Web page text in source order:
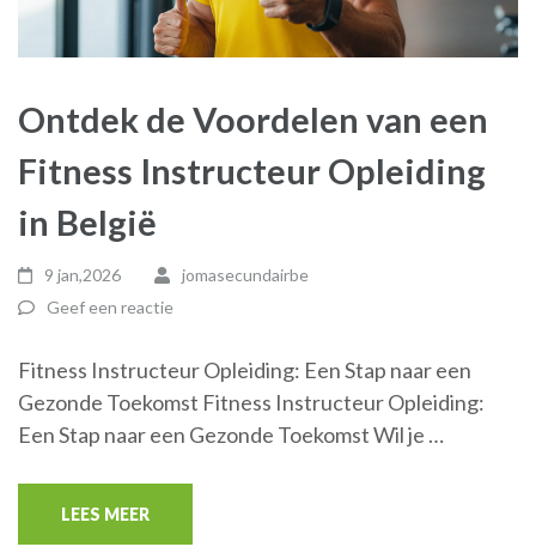
Ontdek de Voordelen van een
Fitness Instructeur Opleiding
in België
9 jan,2026
jomasecundairbe
Geef een reactie
Fitness Instructeur Opleiding: Een Stap naar een
Gezonde Toekomst Fitness Instructeur Opleiding:
Een Stap naar een Gezonde Toekomst Wil je …
LEES MEER